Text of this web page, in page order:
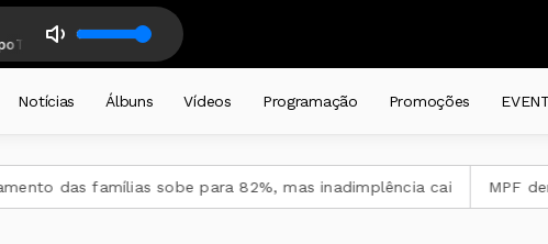
Galpão Farrapo diariamente das 6 as 8 horas. com TIO CHICO - Galpão Farrapo
2
Notícias Álbuns Vídeos Programação Promoções
sobe para 82%, mas inadimplência cai MPF denuncia